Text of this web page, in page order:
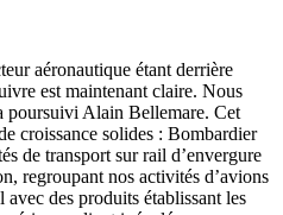
aéronautique étant derrière
est maintenant claire. Nous
poursuivi Alain Bellemare. Cet
croissance solides : Bombardier
de transport sur rail d’envergure
regroupant nos activités d’avions
des produits établissant les